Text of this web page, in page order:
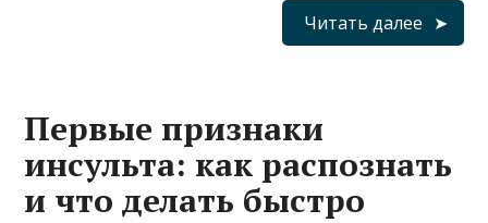
Читать далее
Первые признаки
инсульта: как распознать
и что делать быстро